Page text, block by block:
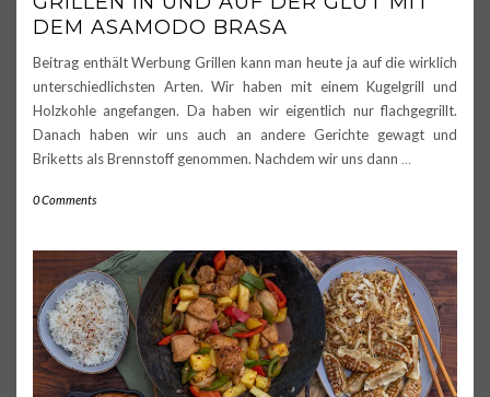
DEM ASAMODO BRASA
Beitrag enthält Werbung Grillen kann man heute ja auf die wirklich
unterschiedlichsten Arten. Wir haben mit einem Kugelgrill und
Holzkohle angefangen. Da haben wir eigentlich nur flachgegrillt.
Danach haben wir uns auch an andere Gerichte gewagt und
Briketts als Brennstoff genommen. Nachdem wir uns dann …
0 Comments